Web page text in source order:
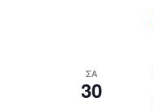
ΣΑ
30